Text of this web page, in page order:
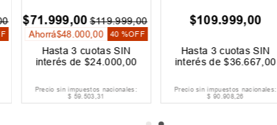
$71.999,00 $119.999,00
Ahorrá$48 .000,00 40 %OFF
Hasta3 cuotas SIN
interés de$24 .000 ,00
Precio sin impuestos nacionales:
$ 59.503,31
$109.999,00
Hasta 3 cuotas SIN
interés de$36 .667 ,00
Precio sin impuestos nacionales:
$ 90.908,26